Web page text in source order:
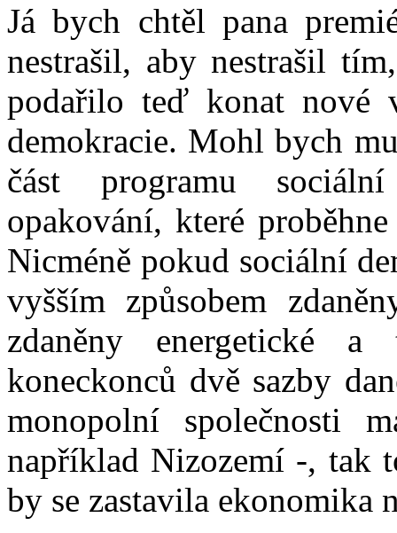
Já bych chtěl pana
nestrašil, aby nestrašil
podařilo teď konat nové
demokracie. Mohl bych
část programu
opakování, které
Nicméně pokud sociální
vyšším způsobem
zdaněny energetické a
koneckonců dvě sazby
monopolní společnosti
například Nizozemí -, tak
by se zastavila ekonomika